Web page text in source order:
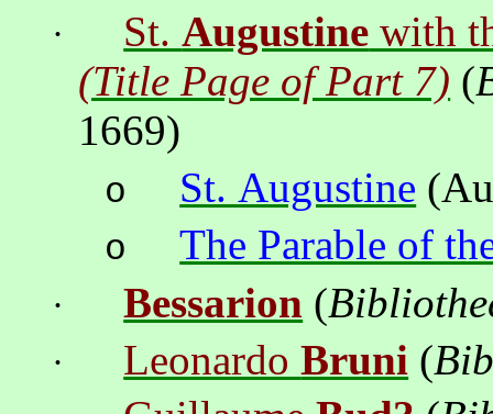
· St.Augustine with
(Title Page of Part 7) (
1669)
o St. Augustine
o The Parable of
· Bessarion (
· LeonardoBruni (